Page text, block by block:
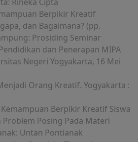
Berpikir Kreatif
dan Bagaimana? (pp.
Prosiding Seminar
dan Penerapan MIPA
Negeri Yogyakarta, 16 Mei
Orang Kreatif. Yogyakarta :
Berpikir Kreatif Siswa
Problem Posing Pada Materi
Untan Pontianak